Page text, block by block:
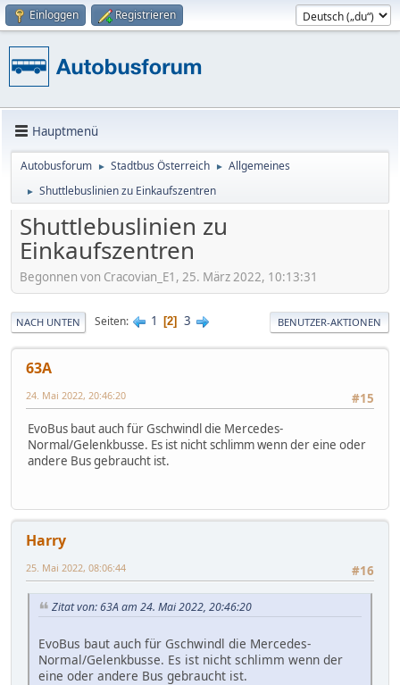
Einloggen Registrieren
Hauptmenü
Autobusforum ► Stadtbus Österreich ► Allgemeines
► Shuttlebuslinien zu Einkaufszentren
Shuttlebuslinien zu
Einkaufszentren
Begonnen von Cracovian_E1, 25. März 2022, 10:13:31
NACH UNTEN Seiten 1 2 3 BENUTZER-AKTIONEN
63A
#15
24. Mai 2022, 20:46:20
EvoBus baut auch für Gschwindl die Mercedes-
Normal/Gelenkbusse. Es ist nicht schlimm wenn der eine oder
andere Bus gebraucht ist.
Harry
#16
25. Mai 2022, 08:06:44
Zitat von: 63A am 24. Mai 2022, 20:46:20
EvoBus baut auch für Gschwindl die Mercedes-
Normal/Gelenkbusse. Es ist nicht schlimm wenn der
eine oder andere Bus gebraucht ist.